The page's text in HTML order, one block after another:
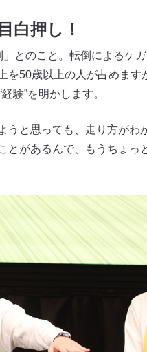
白押し！
とのこと。転倒によるケ
を50歳以上の人が占めま
験”を明かします。
と思っても、走り方がわ
とがあるんで、もうちょっ